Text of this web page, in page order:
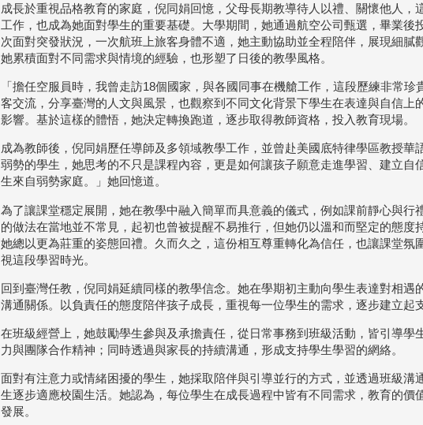
成長於重視品格教育的家庭，倪同娟回憶，父母長期教導待人以禮、關懷他人，
工作，也成為她面對學生的重要基礎。大學期間，她通過航空公司甄選，畢業後
次面對突發狀況，一次航班上旅客身體不適，她主動協助並全程陪伴，展現細膩
她累積面對不同需求與情境的經驗，也形塑了日後的教學風格。
「擔任空服員時，我曾走訪18個國家，與各國同事在機艙工作，這段歷練非常
客交流，分享臺灣的人文與風景，也觀察到不同文化背景下學生在表達與自信上
影響。基於這樣的體悟，她決定轉換跑道，逐步取得教師資格，投入教育現場。
成為教師後，倪同娟歷任導師及多領域教學工作，並曾赴美國底特律學區教授華
弱勢的學生，她思考的不只是課程內容，更是如何讓孩子願意走進學習、建立自
生來自弱勢家庭。」她回憶道。
為了讓課堂穩定展開，她在教學中融入簡單而具意義的儀式，例如課前靜心與行
的做法在當地並不常見，起初也曾被提醒不易推行，但她仍以溫和而堅定的態度
她總以更為莊重的姿態回禮。久而久之，這份相互尊重轉化為信任，也讓課堂氛
視這段學習時光。
回到臺灣任教，倪同娟延續同樣的教學信念。她在學期初主動向學生表達對相遇
溝通關係。以負責任的態度陪伴孩子成長，重視每一位學生的需求，逐步建立起
在班級經營上，她鼓勵學生參與及承擔責任，從日常事務到班級活動，皆引導學
力與團隊合作精神；同時透過與家長的持續溝通，形成支持學生學習的網絡。
面對有注意力或情緒困擾的學生，她採取陪伴與引導並行的方式，並透過班級溝
生逐步適應校園生活。她認為，每位學生在成長過程中皆有不同需求，教育的價
發展。